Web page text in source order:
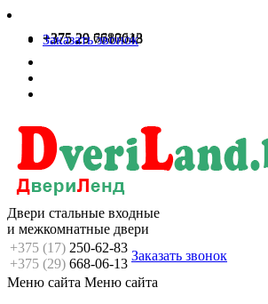
+375 29 6680613
+375 29 7717048
Заказать звонок
Двери стальные входные
и межкомнатные двери
+375 (17) 250-62-83
+375 (29) 668-06-13
Заказать звонок
Меню сайта Меню сайта